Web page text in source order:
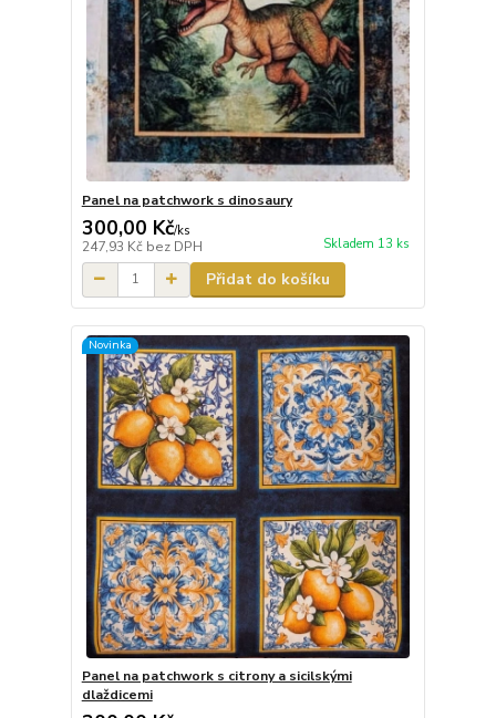
Panel na patchwork s dinosaury
300,00 Kč/ks
247,93 Kč bez DPH Skladem 13 ks
Přidat do košíku
Novinka
Panel na patchwork s citrony a sicilskými
dlaždicemi